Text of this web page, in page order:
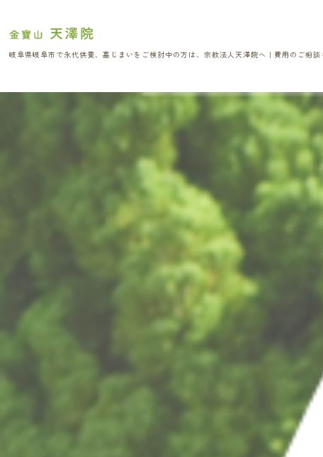
岐阜県岐阜市で永代供養、墓じまいをご検討中の方は、宗教法人天澤院へ｜費用のご相